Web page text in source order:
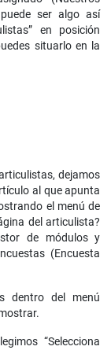
ser algo así
en posición
situarlo en la
dejamos
al que apunta
el menú de
del articulista?
de módulos y
(Encuesta
dentro del menú
“Selecciona